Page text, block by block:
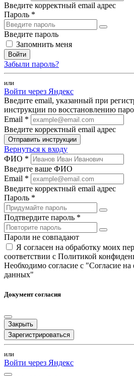
Введите корректный email адрес
Пароль *
Введите пароль
Запомнить меня
Войти
Забыли пароль?
или
Войти через Яндекс
Введите email, указанный при
инструкции по восстановлению
Email *
Введите корректный email адрес
Отправить инструкции
Вернуться к входу
ФИО *
Введите ваше ФИО
Email *
Введите корректный email адрес
Пароль *
Подтвердите пароль *
Пароли не совпадают
Я согласен на обработку моих
соответствии с Политикой
Необходимо согласие с "Согласие
данных"
Документ согласия
Закрыть
Зарегистрироваться
или
Войти через Яндекс